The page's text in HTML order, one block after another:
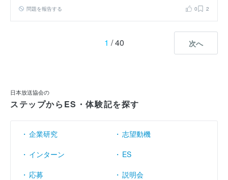
問題を報告する 0 2
1 / 40 次へ
日本放送協会の
ステップからES・体験記を探す
企業研究
志望動機
インターン
ES
応募
説明会